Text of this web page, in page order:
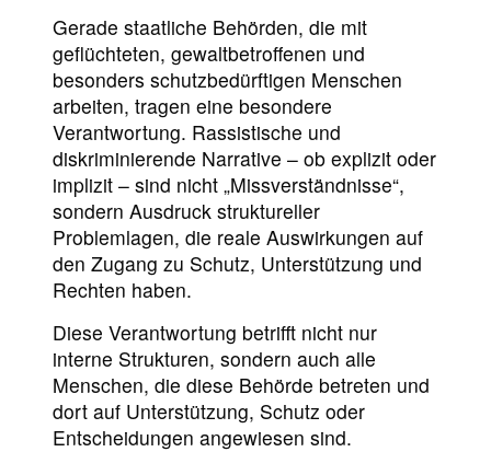
Gerade staatliche Behörden, die mit
geflüchteten, gewaltbetroffenen und
besonders schutzbedürftigen Menschen
arbeiten, tragen eine besondere
Verantwortung. Rassistische und
diskriminierende Narrative – ob explizit oder
implizit – sind nicht „Missverständnisse“,
sondern Ausdruck struktureller
Problemlagen, die reale Auswirkungen auf
den Zugang zu Schutz, Unterstützung und
Rechten haben.
Diese Verantwortung betrifft nicht nur
interne Strukturen, sondern auch alle
Menschen, die diese Behörde betreten und
dort auf Unterstützung, Schutz oder
Entscheidungen angewiesen sind.